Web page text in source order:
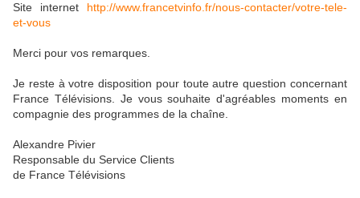
Site internet http://www.francetvinfo.fr/nous-contacter/votre-tele-
et-vous
Merci pour vos remarques.
Je reste à votre disposition pour toute autre question concernant
France Télévisions. Je vous souhaite d'agréables moments en
compagnie des programmes de la chaîne.
Alexandre Pivier
Responsable du Service Clients
de France Télévisions